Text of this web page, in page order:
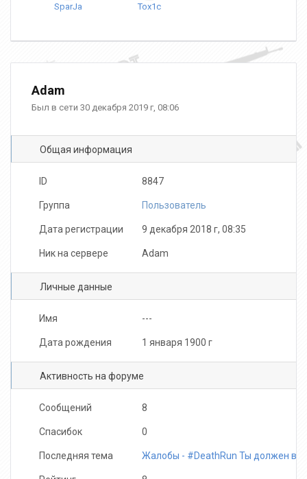
SparJa Tox1c
Adam
Был в сети 30 декабря 2019 г, 08:06
Общая информация
ID 8847
Группа Пользователь
Дата регистрации 9 декабря 2018 г, 08:35
Ник на сервере Adam
Личные данные
Имя ---
Дата рождения 1 января 1900 г
Активность на форуме
Сообщений 8
Спасибок 0
Последняя тема Жалобы - #DeathRun Ты должен